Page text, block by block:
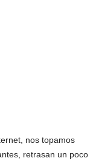
nos topamos
retrasan un poco